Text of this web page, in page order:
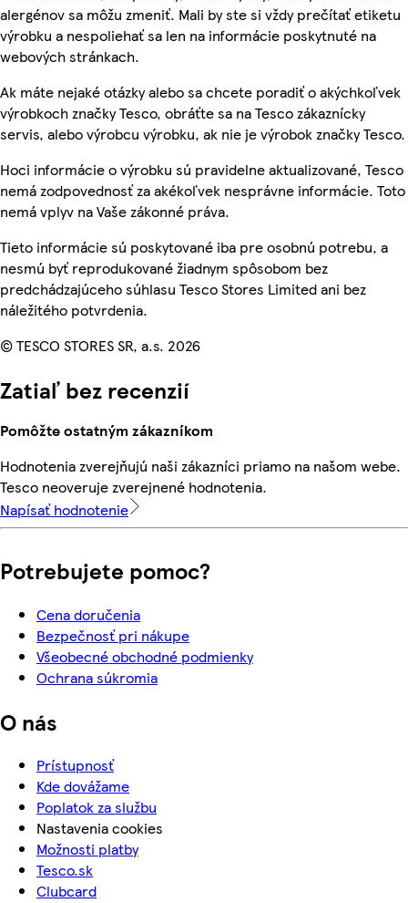
alergénov sa môžu zmeniť. Mali by ste si vždy prečítať etiketu
výrobku a nespoliehať sa len na informácie poskytnuté na
webových stránkach.
Ak máte nejaké otázky alebo sa chcete poradiť o akýchkoľvek
výrobkoch značky Tesco, obráťte sa na Tesco zákaznícky
servis, alebo výrobcu výrobku, ak nie je výrobok značky Tesco.
Hoci informácie o výrobku sú pravidelne aktualizované, Tesco
nemá zodpovednosť za akékoľvek nesprávne informácie. Toto
nemá vplyv na Vaše zákonné práva.
Tieto informácie sú poskytované iba pre osobnú potrebu, a
nesmú byť reprodukované žiadnym spôsobom bez
predchádzajúceho súhlasu Tesco Stores Limited ani bez
náležitého potvrdenia.
© TESCO STORES SR, a.s. 2026
Zatiaľ bez recenzií
Pomôžte ostatným zákazníkom
Hodnotenia zverejňujú naši zákazníci priamo na našom webe.
Tesco neoveruje zverejnené hodnotenia.
Napísať hodnotenie
Potrebujete pomoc?
Cena doručenia
Bezpečnosť pri nákupe
Všeobecné obchodné podmienky
Ochrana súkromia
O nás
Prístupnosť
Kde dovážame
Poplatok za službu
Nastavenia cookies
Možnosti platby
Tesco.sk
Clubcard